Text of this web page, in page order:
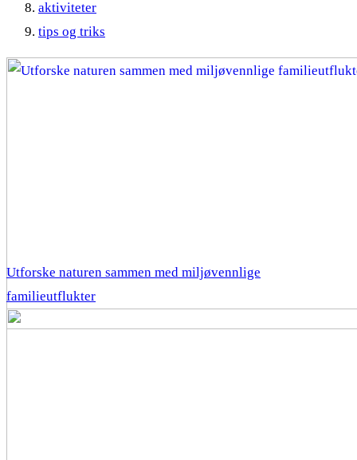
aktiviteter
tips og triks
Utforske naturen sammen med miljøvennlige
familieutflukter